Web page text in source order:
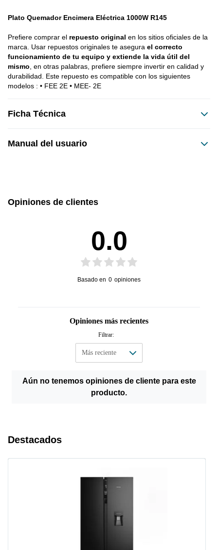
Plato Quemador Encimera Eléctrica 1000W R145
Prefiere comprar el repuesto original en los sitios oficiales de la
marca. Usar repuestos originales te asegura el correcto
funcionamiento de tu equipo y extiende la vida útil del
mismo , en otras palabras, prefiere siempre invertir en calidad y
durabilidad. Este repuesto es compatible con los siguientes
modelos : • FEE 2E • MEE- 2E
Ficha Técnica
Alto
Manual del usuario
Opiniones de clientes
0.0
Basado en 0 opiniones
Opiniones más recientes
Filtrar:
Aún no tenemos opiniones de cliente para este
producto.
Destacados